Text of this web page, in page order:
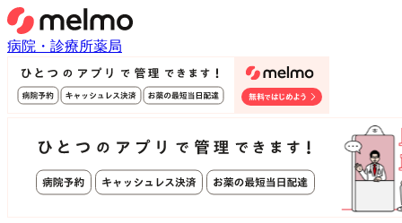
病院・診療所薬局